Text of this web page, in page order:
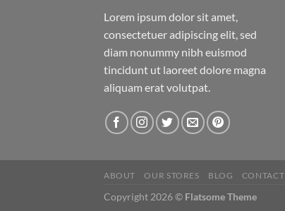
Lorem ipsum dolor sit amet,
consectetuer adipiscing elit, sed
diam nonummy nibh euismod
tincidunt ut laoreet dolore magna
aliquam erat volutpat.
ABOUT OUR STORES BLOG CONTACT
Copyright 2026 © Flatsome Theme